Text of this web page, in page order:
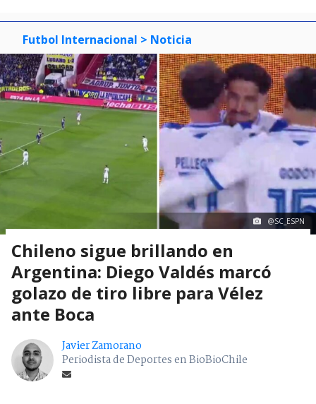
Futbol Internacional > Noticia
@SC_ESPN
Chileno sigue brillando en
Argentina: Diego Valdés marcó
golazo de tiro libre para Vélez
ante Boca
Javier Zamorano
Periodista de Deportes en BioBioChile